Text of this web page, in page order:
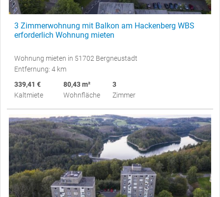
3 Zimmerwohnung mit Balkon am Hackenberg WBS
erforderlich Wohnung mieten
Wohnung mieten in 51702 Bergneustadt
Entfernung: 4 km
339,41 €
Kaltmiete
80,43 m²
Wohnfläche
3
Zimmer